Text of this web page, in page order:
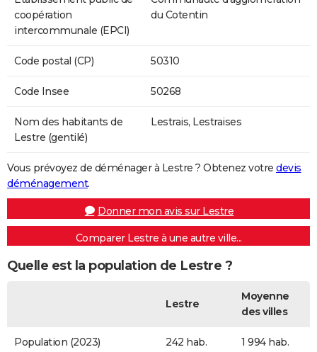
coopération
intercommunale (EPCI)
du Cotentin
Code postal (CP) 50310
Code Insee 50268
Nom des habitants de
Lestre (gentilé)
Lestrais, Lestraises
Vous prévoyez de déménager à Lestre ? Obtenez votre devis
déménagement.
Donner mon avis sur Lestre
Comparer Lestre à une autre ville...
Quelle est la population de Lestre ?
Lestre
Moyenne
des villes
Population (2023) 242 hab. 1 994 hab.